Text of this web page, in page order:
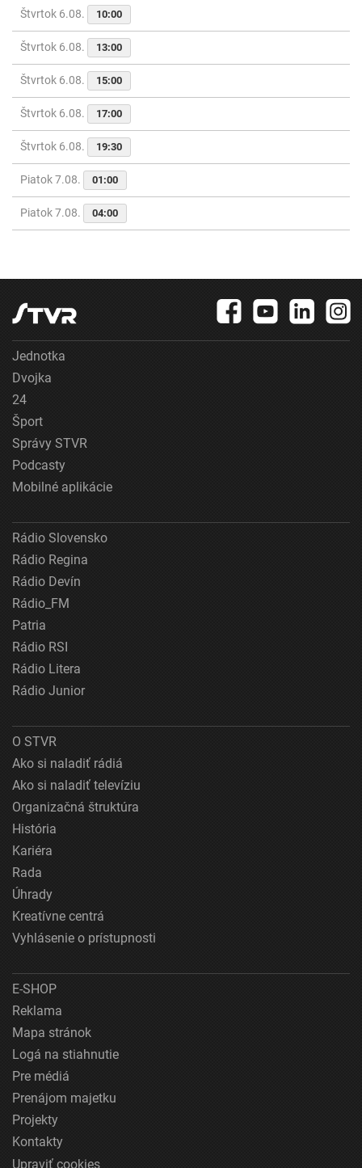
Štvrtok 6.08. 10:00
Štvrtok 6.08. 13:00
Štvrtok 6.08. 15:00
Štvrtok 6.08. 17:00
Štvrtok 6.08. 19:30
Piatok 7.08. 01:00
Piatok 7.08. 04:00
Jednotka
Dvojka
24
Šport
Správy STVR
Podcasty
Mobilné aplikácie
Rádio Slovensko
Rádio Regina
Rádio Devín
Rádio_FM
Patria
Rádio RSI
Rádio Litera
Rádio Junior
O STVR
Ako si naladiť rádiá
Ako si naladiť televíziu
Organizačná štruktúra
História
Kariéra
Rada
Úhrady
Kreatívne centrá
Vyhlásenie o prístupnosti
E-SHOP
Reklama
Mapa stránok
Logá na stiahnutie
Pre médiá
Prenájom majetku
Projekty
Kontakty
Upraviť cookies